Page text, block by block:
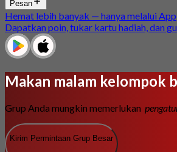
Pesan
Hemat lebih banyak — hanya melalui App
Dapatkan poin, tukar kartu hadiah, dan
Makan malam kelompok
Grup Anda mungkin memerlukan
Kirim Permintaan Grup Besar